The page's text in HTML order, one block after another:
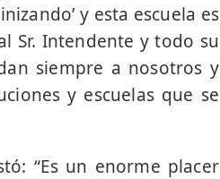
y esta escuela es
Sr. Intendente y todo su
siempre a nosotros y
y escuelas que se
“Es un enorme placer